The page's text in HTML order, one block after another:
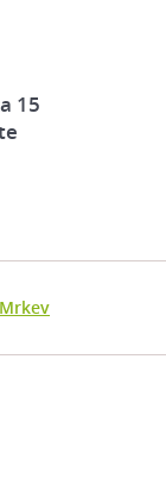
15
Mrkev